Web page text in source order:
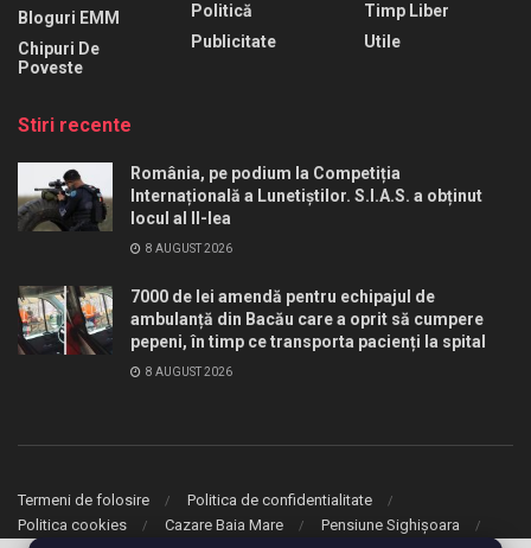
Bloguri EMM
Chipuri De
Poveste
Politică
Publicitate
Timp Liber
Utile
Stiri recente
România, pe podium la Competiția
Internațională a Lunetiștilor. S.I.A.S. a obținut
locul al II-lea
8 AUGUST 2026
7000 de lei amendă pentru echipajul de
ambulanță din Bacău care a oprit să cumpere
pepeni, în timp ce transporta pacienți la spital
8 AUGUST 2026
Termeni de folosire
Politica de confidentialitate
Politica cookies
Cazare Baia Mare Pensiune Sighișoara